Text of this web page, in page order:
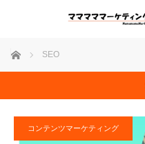
ホーム SEO
コンテンツマーケティング